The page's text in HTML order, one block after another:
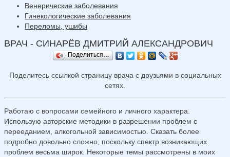
Венерические заболевания
Гинекологические заболевания
Переломы, ушибы
ВРАЧ - СИНАРЁВ ДМИТРИЙ АЛЕКСАНДРОВИЧ
Поделиться…
Поделитесь ссылкой страницу врача с друзьями в социальных
сетях.
Работаю с вопросами семейного и личного характера.
Использую авторские методики в разрешении проблем с
перееданием, алкогольной зависимостью. Сказать более
подробно довольно сложно, поскольку спектр возникающих
проблем весьма широк. Некоторые темы рассмотрены в моих